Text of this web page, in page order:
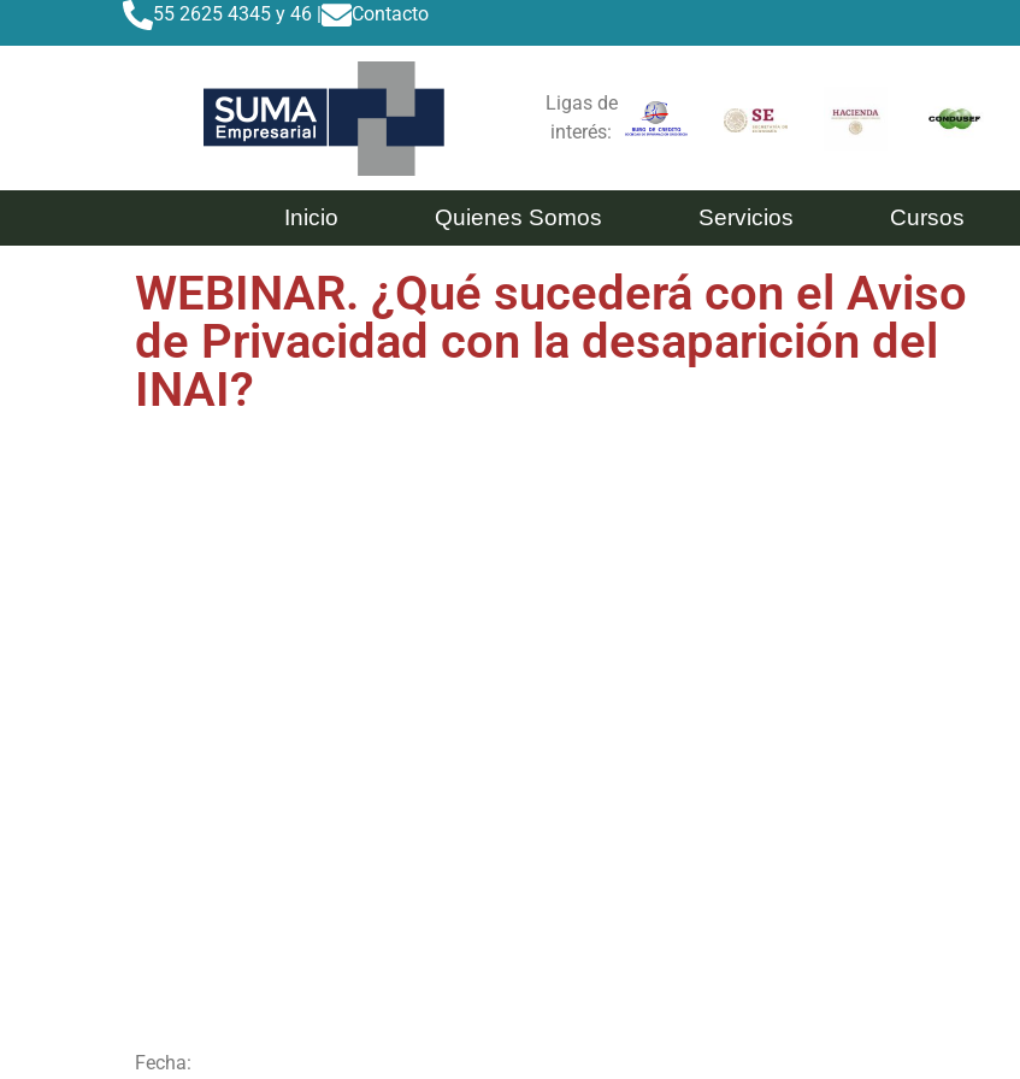
55 2625 4345 y 46 | Contacto
Ligas de
interés:
Inicio Quienes Somos Servicios Cursos
WEBINAR. ¿Qué sucederá con el Aviso
de Privacidad con la desaparición del
INAI?
Fecha: